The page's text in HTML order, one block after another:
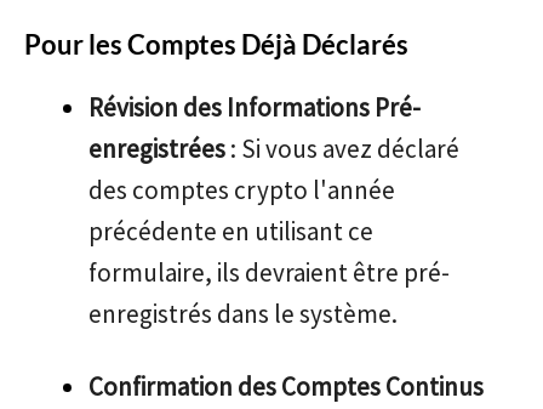
Pour les Comptes Déjà Déclarés
Révision des Informations Pré-
enregistrées: Si vous avez déclaré
des comptes crypto l'année
précédente en utilisant ce
formulaire, ils devraient être pré-
enregistrés dans le système.
Confirmation des Comptes Continus